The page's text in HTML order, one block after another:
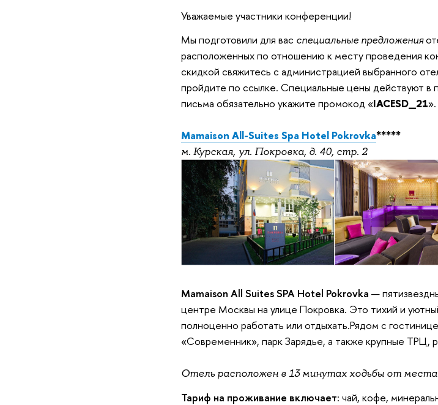
Уважаемые участники конференции!
Мы подготовили для вас специальные предложения
расположенных по отношению к месту проведения
скидкой свяжитесь с администрацией выбранного
пройдите по ссылке. Специальные цены действуют в
письма обязательно укажите промокод «IACESD_21».
Mamaison All-Suites Spa Hotel Pokrovka*****
м. Курская, ул. Покровка, д. 40, стр. 2
Mamaison All Suites SPA Hotel Pokrovka —
центре Москвы на улице Покровка. Это тихий и
полноценно работать или отдыхать.Рядом с
«Современник», парк Зарядье, а также крупные ТРЦ,
Отель расположен в 13 минутах ходьбы от
Тариф на проживание включает: чай, кофе,